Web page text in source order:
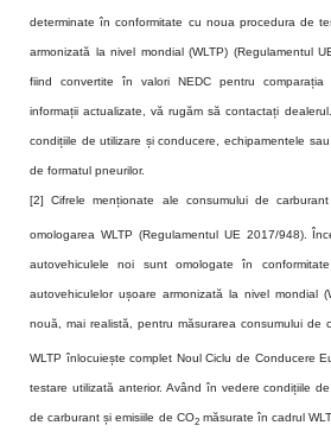
determinate în conformitate cu noua procedura de
armonizată la nivel mondial (WLTP) (Regulamentul
fiind convertite în valori NEDC pentru
informații actualizate, vă rugăm să contactați
condițiile de utilizare și conducere, echipamentele
de formatul pneurilor.
[2] Cifrele menționate ale consumului de
omologarea WLTP (Regulamentul UE 2017/948).
autovehiculele noi sunt omologate în
autovehiculelor ușoare armonizată la nivel mondial
nouă, mai realistă, pentru măsurarea consumului de
WLTP înlocuiește complet Noul Ciclu de Conducere
testare utilizată anterior. Având în vedere condițiile
de carburant și emisiile de CO2măsurate în cadrul